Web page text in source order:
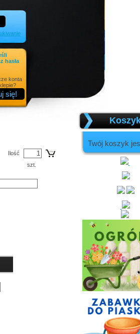
hasła
konta
Ilość
szt.
Twój koszyk